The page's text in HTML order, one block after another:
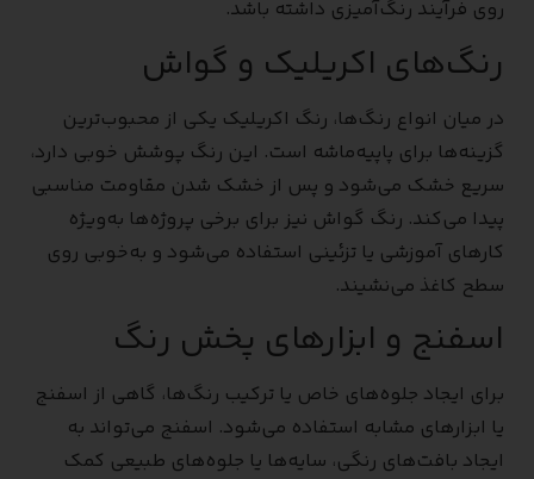
روی فرآیند رنگ‌آمیزی داشته باشد.
رنگ‌های اکریلیک و گواش
در میان انواع رنگ‌ها، رنگ اکریلیک یکی از محبوب‌ترین
گزینه‌ها برای پاپیه‌ماشه است. این رنگ پوشش خوبی دارد،
سریع خشک می‌شود و پس از خشک شدن مقاومت مناسبی
پیدا می‌کند. رنگ گواش نیز برای برخی پروژه‌ها به‌ویژه
کارهای آموزشی یا تزئینی استفاده می‌شود و به‌خوبی روی
سطح کاغذ می‌نشیند.
اسفنج و ابزارهای پخش رنگ
برای ایجاد جلوه‌های خاص یا ترکیب رنگ‌ها، گاهی از اسفنج
یا ابزارهای مشابه استفاده می‌شود. اسفنج می‌تواند به
ایجاد بافت‌های رنگی، سایه‌ها یا جلوه‌های طبیعی کمک